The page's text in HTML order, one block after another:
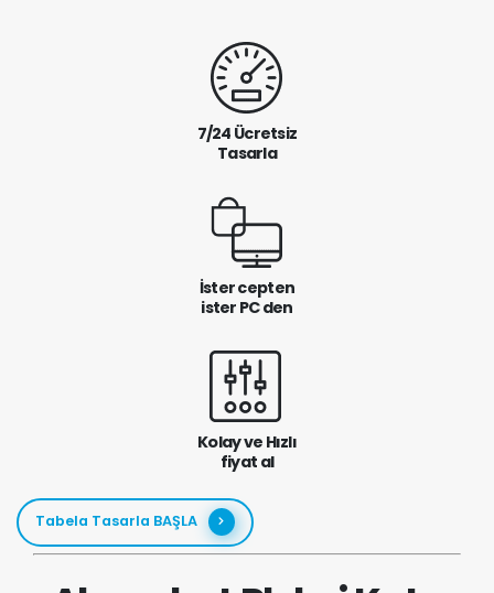
7/24 Ücretsiz
Tasarla
İster cepten
ister PC den
Kolay ve Hızlı
fiyat al
Tabela Tasarla BAŞLA